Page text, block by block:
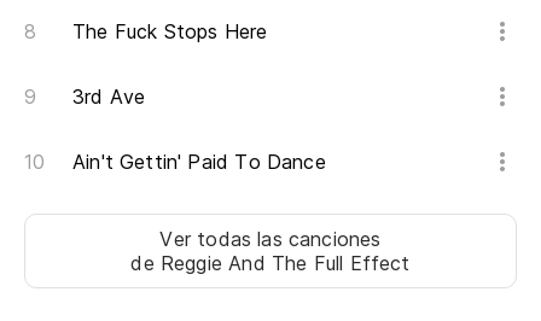
The Fuck Stops Here
3rd Ave
Ain't Gettin' Paid To Dance
Ver todas las canciones
de Reggie And The Full Effect